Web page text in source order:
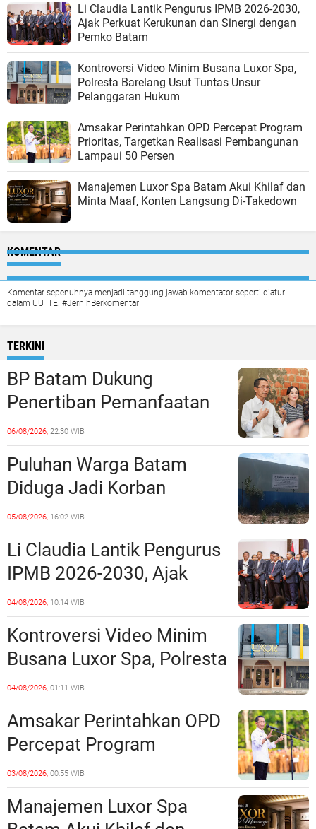
Li Claudia Lantik Pengurus IPMB 2026-2030,
Ajak Perkuat Kerukunan dan Sinergi dengan
Pemko Batam
Kontroversi Video Minim Busana Luxor Spa,
Polresta Barelang Usut Tuntas Unsur
Pelanggaran Hukum
Amsakar Perintahkan OPD Percepat Program
Prioritas, Targetkan Realisasi Pembangunan
Lampaui 50 Persen
Manajemen Luxor Spa Batam Akui Khilaf dan
Minta Maaf, Konten Langsung Di-Takedown
KOMENTAR
Komentar sepenuhnya menjadi tanggung jawab komentator seperti diatur
dalam UU ITE. #JernihBerkomentar
TERKINI
BP Batam Dukung
Penertiban Pemanfaatan
Ruang Laut Sesuai
Ketentuan Peraturan
Perundang-undangan
06/08/2026, 22:30 WIB
Puluhan Warga Batam
Diduga Jadi Korban
Penipuan Kavling Hingga
Miliaran Rupiah, Laporan ke
Polda Kepri Jalan di
Tempat?
05/08/2026, 16:02 WIB
Li Claudia Lantik Pengurus
IPMB 2026-2030, Ajak
Perkuat Kerukunan dan
Sinergi dengan Pemko
Batam
04/08/2026, 10:14 WIB
Kontroversi Video Minim
Busana Luxor Spa, Polresta
Barelang Usut Tuntas
Unsur Pelanggaran Hukum
04/08/2026, 01:11 WIB
Amsakar Perintahkan OPD
Percepat Program
Prioritas, Targetkan
Realisasi Pembangunan
Lampaui 50 Persen
03/08/2026, 00:55 WIB
Manajemen Luxor Spa